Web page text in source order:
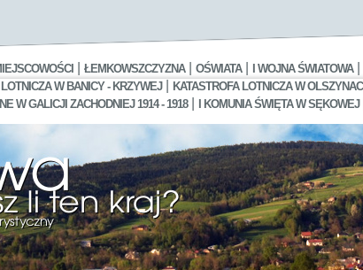
ŁEMKOWSZCZYZNA| OŚWIATA| I WOJNA ŚWIATOWA|
W BANICY - KRZYWEJ| KATASTROFA LOTNICZA W
W GALICJI ZACHODNIEJ 1914 - 1918| I KOMUNIA ŚWIĘTA W SĘKOWEJ